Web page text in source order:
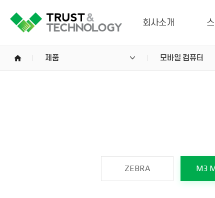
회사소개
home제품 모바일 컴퓨터
ZEBRA M3